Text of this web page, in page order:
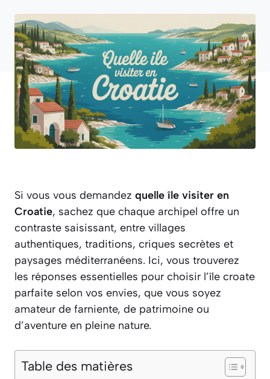
Si vous vous demandez quelle île visiter en
Croatie, sachez que chaque archipel offre un
contraste saisissant, entre villages
authentiques, traditions, criques secrètes et
paysages méditerranéens. Ici, vous trouverez
les réponses essentielles pour choisir l’île croate
parfaite selon vos envies, que vous soyez
amateur de farniente, de patrimoine ou
d’aventure en pleine nature.
Table des matières